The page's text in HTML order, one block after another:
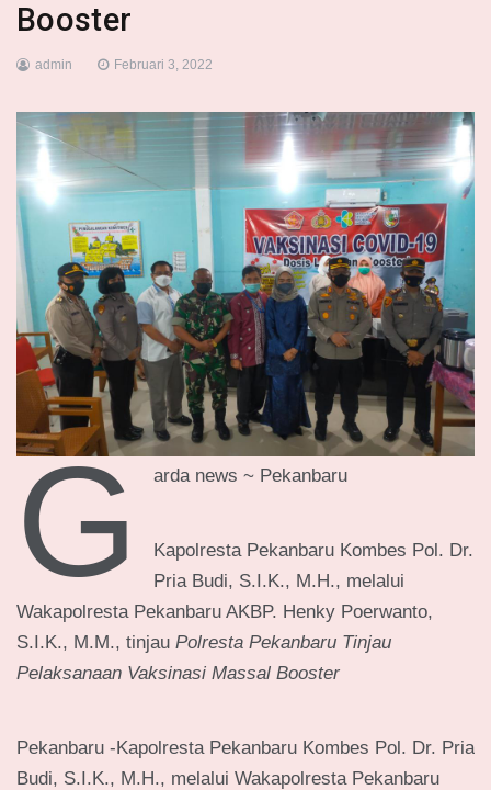
Booster
admin Februari 3, 2022
G arda news ~ Pekanbaru
Kapolresta Pekanbaru Kombes Pol. Dr.
Pria Budi, S.I.K., M.H., melalui
Wakapolresta Pekanbaru AKBP. Henky Poerwanto,
S.I.K., M.M., tinjau Polresta Pekanbaru Tinjau
Pelaksanaan Vaksinasi Massal Booster
Pekanbaru -Kapolresta Pekanbaru Kombes Pol. Dr. Pria
Budi, S.I.K., M.H., melalui Wakapolresta Pekanbaru